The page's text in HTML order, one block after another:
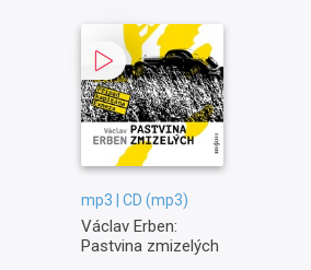
mp3 | CD (mp3)
Václav Erben:
Pastvina zmizelých